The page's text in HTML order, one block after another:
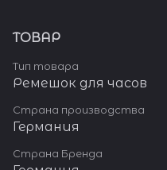
ТОВАР
Тип товара
Ремешок для часов
Страна производства
Германия
Страна Бренда